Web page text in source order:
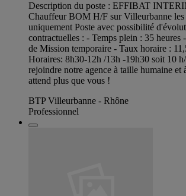
Description du poste : EFFIBAT
Chauffeur BOM H/F sur Villeurbanne
uniquement Poste avec possibilité
contractuelles : - Temps plein : 35 heures
de Mission temporaire - Taux horaire :
Horaires: 8h30-12h /13h -19h30 soit 10
rejoindre notre agence à taille humaine et
attend plus que vous !
BTP Villeurbanne - Rhône
Professionnel